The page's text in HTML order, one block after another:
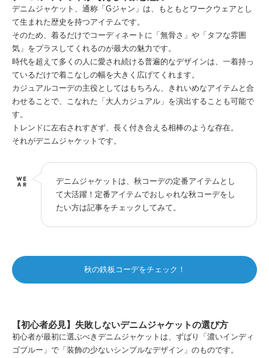
デニムジャケット、通称「Gジャン」は、もともとワークウェアとし
て生まれた歴史を持つアイテムです。
そのため、着るだけでコーディネートに「無骨さ」や「タフな雰囲
気」をプラスしてくれるのが最大の魅力です。
時代を超えて多くの人に愛され続ける普遍的なデザインは、一着持っ
ているだけで着こなしの幅を大きく広げてくれます。
カジュアルコーデの主役としてはもちろん、きれいめなアイテムと合
わせることで、こなれた「大人カジュアル」を演出することも可能で
す。
トレンドに左右されすぎず、長く付き合える相棒のような存在。
それがデニムジャケットです。
デニムジャケットは、秋コーデの定番アイテムとし
て大活躍！定番アイテムでおしゃれな秋コーデをし
たい方は記事をチェックしてみて。
秋の鉄板コーデをチェック！
【初心者必見】失敗しないデニムジャケットの選び方
初心者が最初に選ぶべきデニムジャケットは、ずばり「濃いインディ
ゴブルー」で「装飾の少ないシンプルなデザイン」のものです。